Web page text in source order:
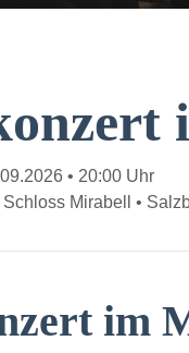
• 20:00 Uhr
Mirabell •
im